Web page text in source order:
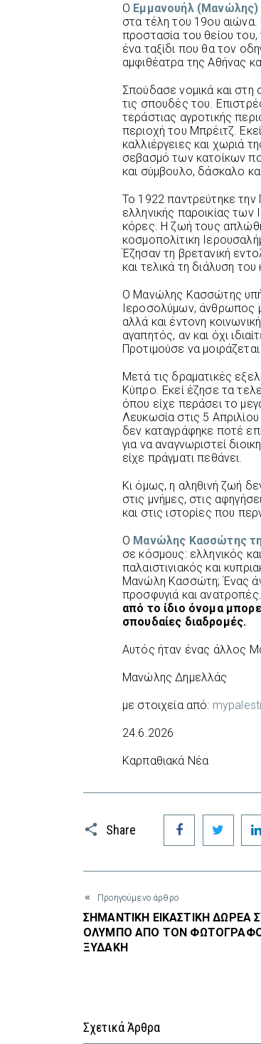
Ο Εμμανουήλ
στα τέλη του 19ου
προστασία του θείου
ένα ταξίδι που θα τον
αμφιθέατρα της Αθήνας
Σπούδασε νομικά και
τις σπουδές του.
τεράστιας αγροτικής
περιοχή του Μπρέιτζ.
καλλιέργειες και χωριά
σεβασμό των κατοίκων
και σύμβουλο, δάσκαλο
Το 1922 παντρεύτηκε την
ελληνικής παροικίας των
κόρες. Η ζωή τους
κοσμοπολίτικη
Έζησαν τη βρετανική
και τελικά τη διάλυση
Ο Μανώλης Κασσώτης
Ιεροσολύμων, άνθρωπος
αλλά και έντονη
αγαπητός, αν και όχι
Προτιμούσε να
Μετά τις δραματικές
Κύπρο. Εκεί έζησε τα
όπου είχε περάσει το
Λευκωσία στις 5
δεν καταγράφηκε ποτέ
για να αναγνωριστεί
είχε πράγματι πεθάνει.
Κι όμως, η αληθινή ζωή
στις μνήμες, στις
και στις ιστορίες που
Ο Μανώλης Κασσώτης
σε κόσμους: ελληνικός
παλαιστινιακός και
Μανώλη Κασσώτη; Ένας
προσφυγιά και ανατροπές.
από το ίδιο όνομα
σπουδαίες διαδρομές.
Αυτός ήταν ένας άλλος
Μανώλης Δημελλάς
με στοιχεία από:
24.6.2026
Καρπαθιακά Νέα
Share
Facebook
Προηγούμενο άρθρο
ΣΗΜΑΝΤΙΚΗ ΕΙΚΑΣΤΙΚΗ ΔΩΡΕΑ
ΟΛΥΜΠΟ ΑΠΟ ΤΟΝ
ΞΥΔΑΚΗ
Σχετικά Άρθρα